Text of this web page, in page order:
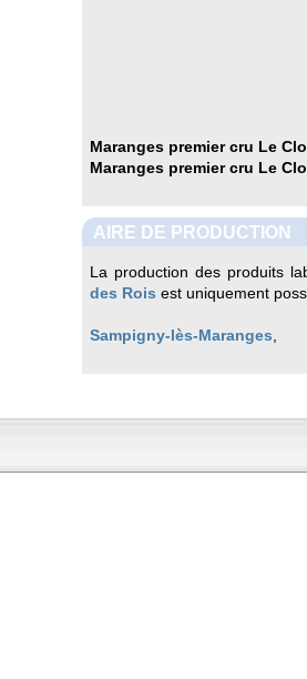
Maranges premier cru Le
Maranges premier cru Le
AIRE DE PRODUCTION
La production des produits
des Rois est uniquement
Sampigny-lès-Maranges